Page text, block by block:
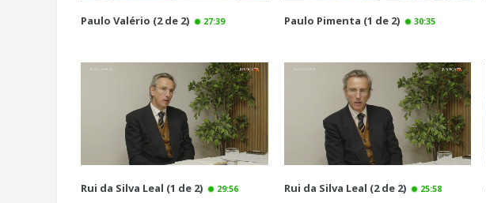
Paulo Valério (2 de 2) 27:39 Paulo Pimenta (1 de 2) 30:35
Rui da Silva Leal (1 de 2) 29:56 Rui da Silva Leal (2 de 2) 25:58